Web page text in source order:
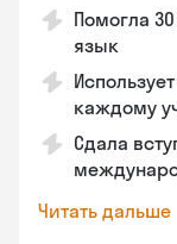
Помогла
язык
каждому
Сдала
Читать дальше